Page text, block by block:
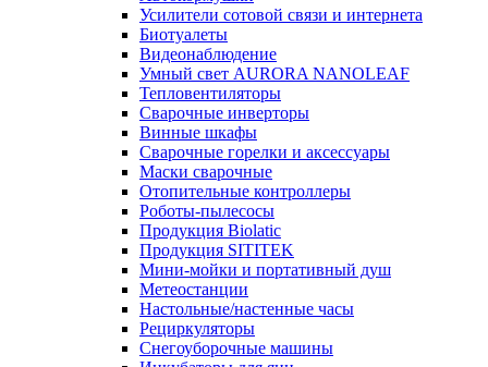
Усилители сотовой связи и интернета
Биотуалеты
Видеонаблюдение
Умный свет AURORA NANOLEAF
Тепловентиляторы
Сварочные инверторы
Винные шкафы
Сварочные горелки и аксессуары
Маски сварочные
Отопительные контроллеры
Роботы-пылесосы
Продукция Biolatic
Продукция SITITEK
Мини-мойки и портативный душ
Метеостанции
Настольные/настенные часы
Рециркуляторы
Снегоуборочные машины